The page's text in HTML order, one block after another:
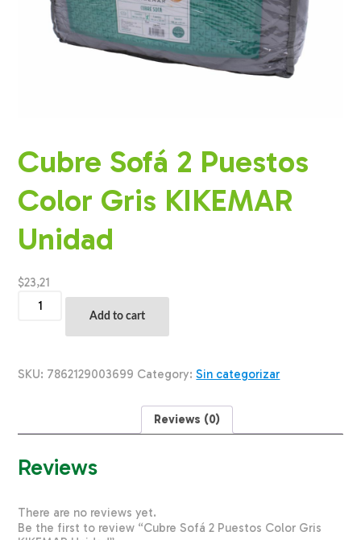
Cubre Sofá 2 Puestos
Color Gris KIKEMAR
Unidad
$23,21
Sofá
Gris
Add to cart
SKU: 7862129003699 Category:Sin categorizar
Reviews (0)
Reviews
There are no reviews yet.
Be the first to review “Cubre Sofá 2 Puestos Color Gris